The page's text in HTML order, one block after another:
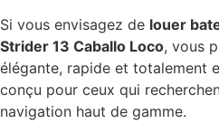
Si vous envisagez de louer
Strider 13 Caballo Loco, vous
élégante, rapide et totalement
conçu pour ceux qui
navigation haut de gamme.